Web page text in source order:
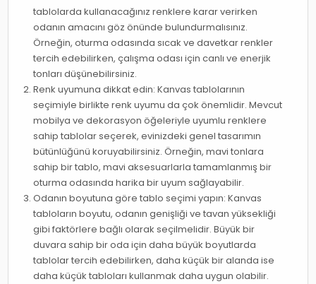
tablolarda kullanacağınız renklere karar verirken
odanın amacını göz önünde bulundurmalısınız.
Örneğin, oturma odasında sıcak ve davetkar renkler
tercih edebilirken, çalışma odası için canlı ve enerjik
tonları düşünebilirsiniz.
Renk uyumuna dikkat edin: Kanvas tablolarının
seçimiyle birlikte renk uyumu da çok önemlidir. Mevcut
mobilya ve dekorasyon öğeleriyle uyumlu renklere
sahip tablolar seçerek, evinizdeki genel tasarımın
bütünlüğünü koruyabilirsiniz. Örneğin, mavi tonlara
sahip bir tablo, mavi aksesuarlarla tamamlanmış bir
oturma odasında harika bir uyum sağlayabilir.
Odanın boyutuna göre tablo seçimi yapın: Kanvas
tabloların boyutu, odanın genişliği ve tavan yüksekliği
gibi faktörlere bağlı olarak seçilmelidir. Büyük bir
duvara sahip bir oda için daha büyük boyutlarda
tablolar tercih edebilirken, daha küçük bir alanda ise
daha küçük tabloları kullanmak daha uygun olabilir.